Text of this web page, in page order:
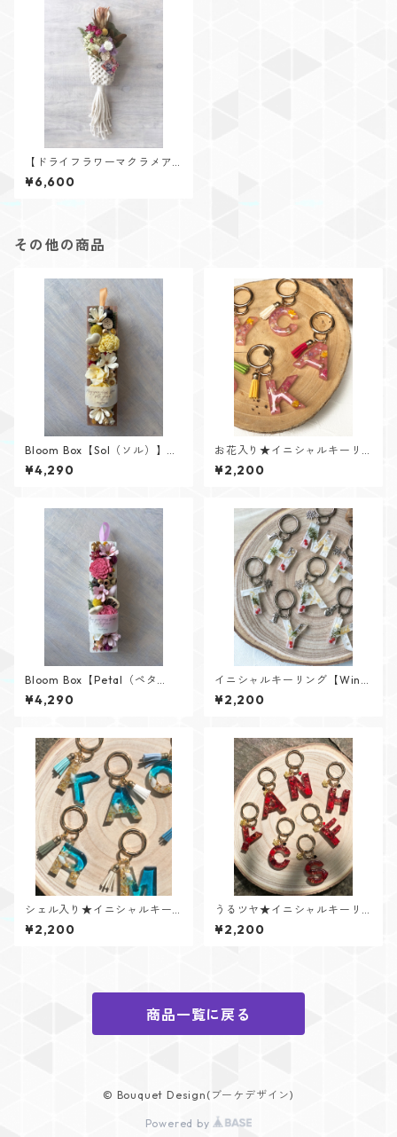
【ドライフラワーマクラメア
レンジ】
¥6,600
その他の商品
Bloom Box【Sol（ソル）】メ
ッセージカード付けられます✨
¥4,290
お花入り★イニシャルキーリ
ング【Flower Jewelシリー
ズ】
¥2,200
Bloom Box【Petal（ペタ
ル）】メッセージカード付け
られます✨
¥4,290
イニシャルキーリング【Wint
er Memoryシリーズ】
¥2,200
シェル入り★イニシャルキー
リング【Cristal Oceanシリー
ズ】
¥2,200
うるツヤ★イニシャルキーリ
ング【Glitter Heartシリー
ズ】
¥2,200
商品一覧に戻る
© Bouquet Design(ブーケデザイン)
Powered by